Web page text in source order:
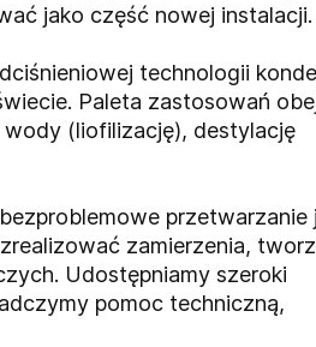
jako część nowej instalacji.
technologii
Paleta zastosowań
(liofilizację), destylację
przetwarzanie
zamierzenia,
Udostępniamy szeroki
pomoc techniczną,